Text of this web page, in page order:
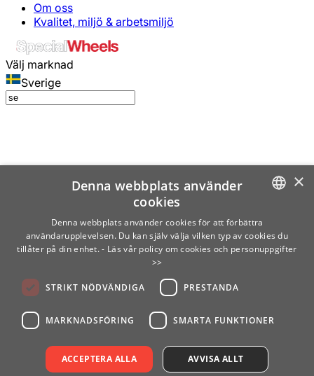
Om oss
Kvalitet, miljö & arbetsmiljö
Välj marknad
Sverige
SWEDISH
×
Denna webbplats använder
cookies
Denna webbplats använder cookies för att förbättra
användarupplevelsen. Du kan själv välja vilken typ av cookies du
tillåter på din enhet. - Läs vår policy om cookies och personuppgifter
>>
STRIKT NÖDVÄNDIGA PRESTANDA
MARKNADSFÖRING SMARTA FUNKTIONER
ACCEPTERA ALLA AVVISA ALLT